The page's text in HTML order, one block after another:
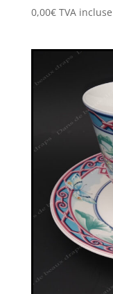
0,00€ TVA incluse